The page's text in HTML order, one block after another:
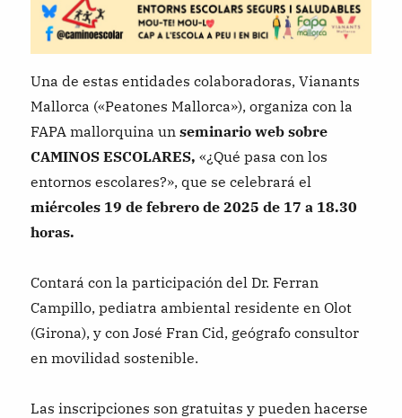
Una de estas entidades colaboradoras, Vianants
Mallorca («Peatones Mallorca»), organiza con la
FAPA mallorquina unseminario web sobre
CAMINOS ESCOLARES,«¿Qué pasa con los
entornos escolares?», que se celebrará el
miércoles 19 de febrero de 2025 de 17 a 18.30
horas.
Contará con la participación del Dr. Ferran
Campillo, pediatra ambiental residente en Olot
(Girona), y con José Fran Cid, geógrafo consultor
en movilidad sostenible.
Las inscripciones son gratuitas y pueden hacerse